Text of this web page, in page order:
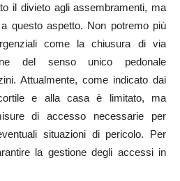
il divieto agli assembramenti, ma
a questo aspetto. Non potremo più
come la chiusura di via
del senso unico pedonale
Attualmente, come indicato dai
e alla casa è limitato, ma
di accesso necessarie per
situazioni di pericolo. Per
la gestione degli accessi in